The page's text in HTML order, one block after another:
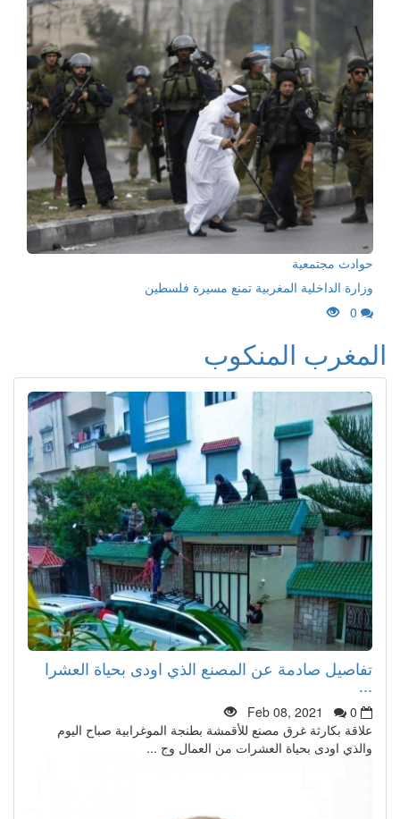
حوادث مجتمعية
وزارة الداخلية المغربية تمنع مسيرة فلسطين
0
المغرب المنكوب
تفاصيل صادمة عن المصنع الذي اودى بحياة العشرا
Feb 08, 2021
0
علاقة بكارثة غرق مصنع للأقمشة بطنجة الموغرابية صباح اليوم
والذي اودى بحياة العشرات من العمال وج ...